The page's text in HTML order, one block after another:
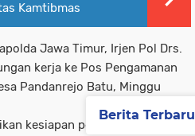
Kamtibmas
Jawa Timur, Irjen Pol Drs.
kerja ke Pos Pengamanan
Pandanrejo Batu, Minggu
kesiapan personel dalam
Berita Terbaru